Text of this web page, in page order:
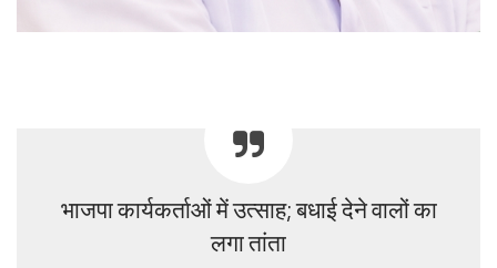
भाजपा कार्यकर्ताओं में उत्साह; बधाई देने वालों का
लगा तांता